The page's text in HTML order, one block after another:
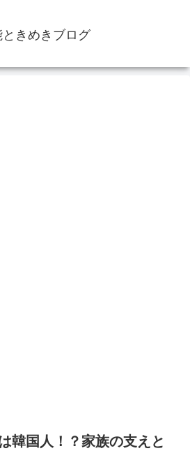
ときめきブログ
韓国人！？家族の支えと